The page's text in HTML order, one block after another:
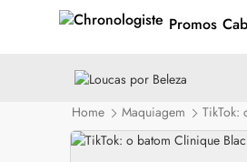
Promos
Home
Maquiagem TikTok: